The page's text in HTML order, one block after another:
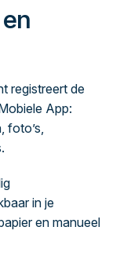
registreert de
App:
foto’s,
in je
en manueel